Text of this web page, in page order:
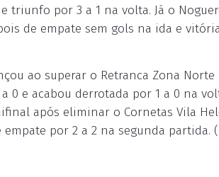
triunfo por 3 a 1 na volta. Já o
de empate sem gols na ida e
ao superar o Retranca Zona Norte
0 e acabou derrotada por 1 a 0 na
após eliminar o Cornetas Vila
por 2 a 2 na segunda partida.